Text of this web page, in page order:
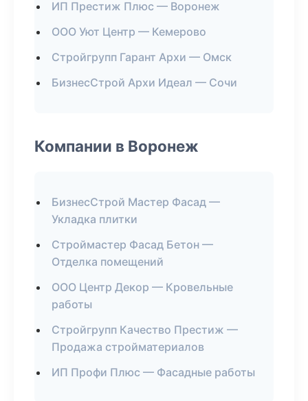
ИП Престиж Плюс — Воронеж
ООО Уют Центр — Кемерово
Стройгрупп Гарант Архи — Омск
БизнесСтрой Архи Идеал — Сочи
Компании в Воронеж
БизнесСтрой Мастер Фасад —
Укладка плитки
Строймастер Фасад Бетон —
Отделка помещений
ООО Центр Декор — Кровельные
работы
Стройгрупп Качество Престиж —
Продажа стройматериалов
ИП Профи Плюс — Фасадные работы